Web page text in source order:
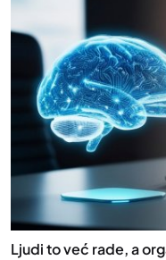
Ljudi to već rade, a